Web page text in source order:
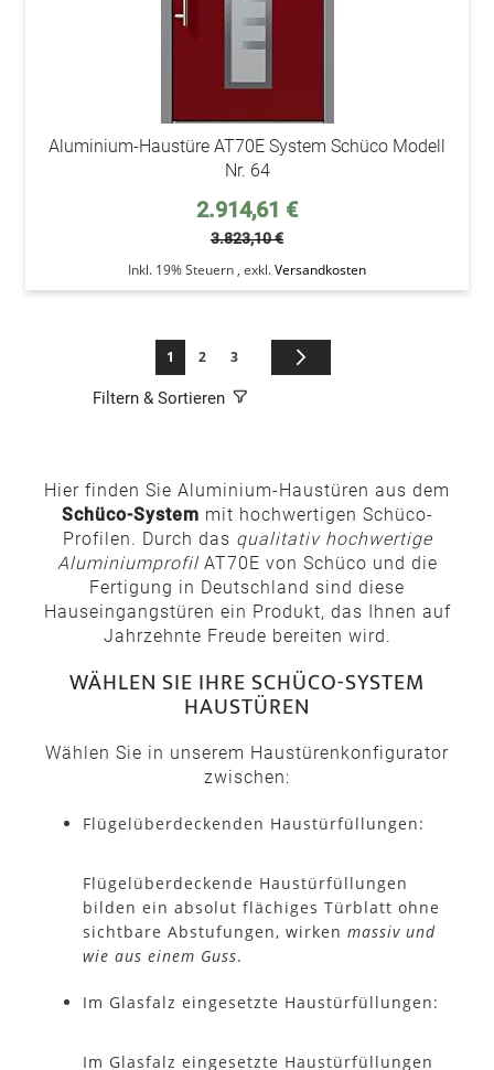
Aluminium-Haustüre AT70E System Schüco Modell
Nr. 64
Sonderpreis
2.914,61 €
3.823,10 €
Inkl. 19% Steuern , exkl.Versandkosten
Seite
Sie lesen gerade die Seite
1 Seite
2 Seite
3
Filtern & Sortieren
Hier finden Sie Aluminium-Haustüren aus dem
Schüco-System mit hochwertigen Schüco-
Profilen. Durch das qualitativ hochwertige
AluminiumprofilAT70E von Schüco und die
Fertigung in Deutschland sind diese
Hauseingangstüren ein Produkt, das Ihnen auf
Jahrzehnte Freude bereiten wird.
WÄHLEN SIE IHRE SCHÜCO-SYSTEM
HAUSTÜREN
Wählen Sie in unserem Haustürenkonfigurator
zwischen:
Flügelüberdeckenden Haustürfüllungen:
Flügelüberdeckende Haustürfüllungen
bilden ein absolut flächiges Türblatt ohne
sichtbare Abstufungen, wirken massiv und
wie aus einem Guss.
Im Glasfalz eingesetzte Haustürfüllungen:
Im Glasfalz eingesetzte Haustürfüllungen